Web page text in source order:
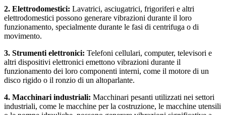
2. Elettrodomestici: Lavatrici, asciugatrici, frigoriferi e altri
elettrodomestici possono generare vibrazioni durante il loro
funzionamento, specialmente durante le fasi di centrifuga o di
movimento.
3. Strumenti elettronici: Telefoni cellulari, computer, televisori e
altri dispositivi elettronici emettono vibrazioni durante il
funzionamento dei loro componenti interni, come il motore di un
disco rigido o il ronzio di un altoparlante.
4. Macchinari industriali: Macchinari pesanti utilizzati nei settori
industriali, come le macchine per la costruzione, le macchine utensili